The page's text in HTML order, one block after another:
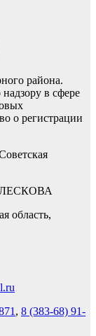
района.
в сфере
о регистрации
ЛЕСКОВА
область,
, 8 (383-68) 91-